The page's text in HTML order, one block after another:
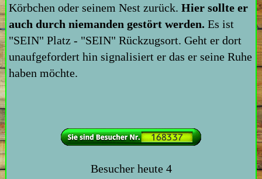
Körbchen oder seinem Nest zurück.Hier sollte er
auch durch niemanden gestört werden. Es ist
"SEIN" Platz - "SEIN" Rückzugsort. Geht er dort
unaufgefordert hin signalisiert er das er seine Ruhe
haben möchte.
Besucher heute 4